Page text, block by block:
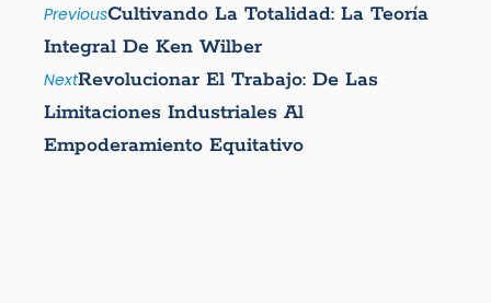
PreviousCultivando La Totalidad: La Teoría
Integral De Ken Wilber
NextRevolucionar El Trabajo: De Las
Limitaciones Industriales Al
Empoderamiento Equitativo